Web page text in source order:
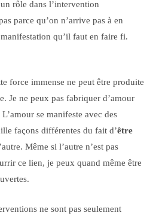
rôle dans l’intervention
parce qu’on n’arrive pas à en
qu’il faut en faire fi.
force immense ne peut être produite
Je ne peux pas fabriquer d’amour
se manifeste avec des
façons différentes du fait d’être
Même si l’autre n’est pas
ce lien, je peux quand même être
ne sont pas seulement